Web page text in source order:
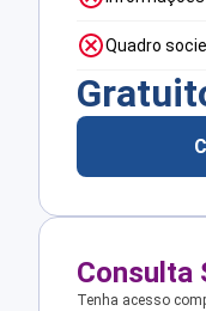
Quadro
Consulta
Tenha acesso